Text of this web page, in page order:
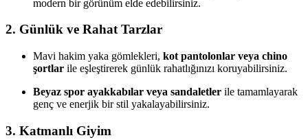
modern bir görünüm elde edebilirsiniz.
2. Günlük ve Rahat Tarzlar
Mavi hakim yaka gömlekleri, kot pantolonlar veya chino
şortlar ile eşleştirerek günlük rahatlığınızı koruyabilirsiniz.
Beyaz spor ayakkabılar veya sandaletler ile tamamlayarak
genç ve enerjik bir stil yakalayabilirsiniz.
3. Katmanlı Giyim